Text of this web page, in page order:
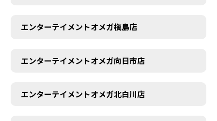
エンターテイメントオメガ槇島店
エンターテイメントオメガ向日市店
エンターテイメントオメガ北白川店